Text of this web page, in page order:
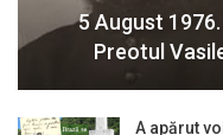
5 August
Preotul
A apărut